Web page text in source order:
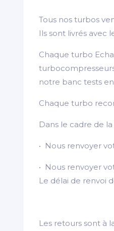
Tous nos turbos
Ils sont livrés avec
Chaque turbo
notre banc tests
Chaque turbo
Dans le cadre de
• Nous renvoyer
• Nous renvoyer
Le délai de renvoi
Les retours sont à